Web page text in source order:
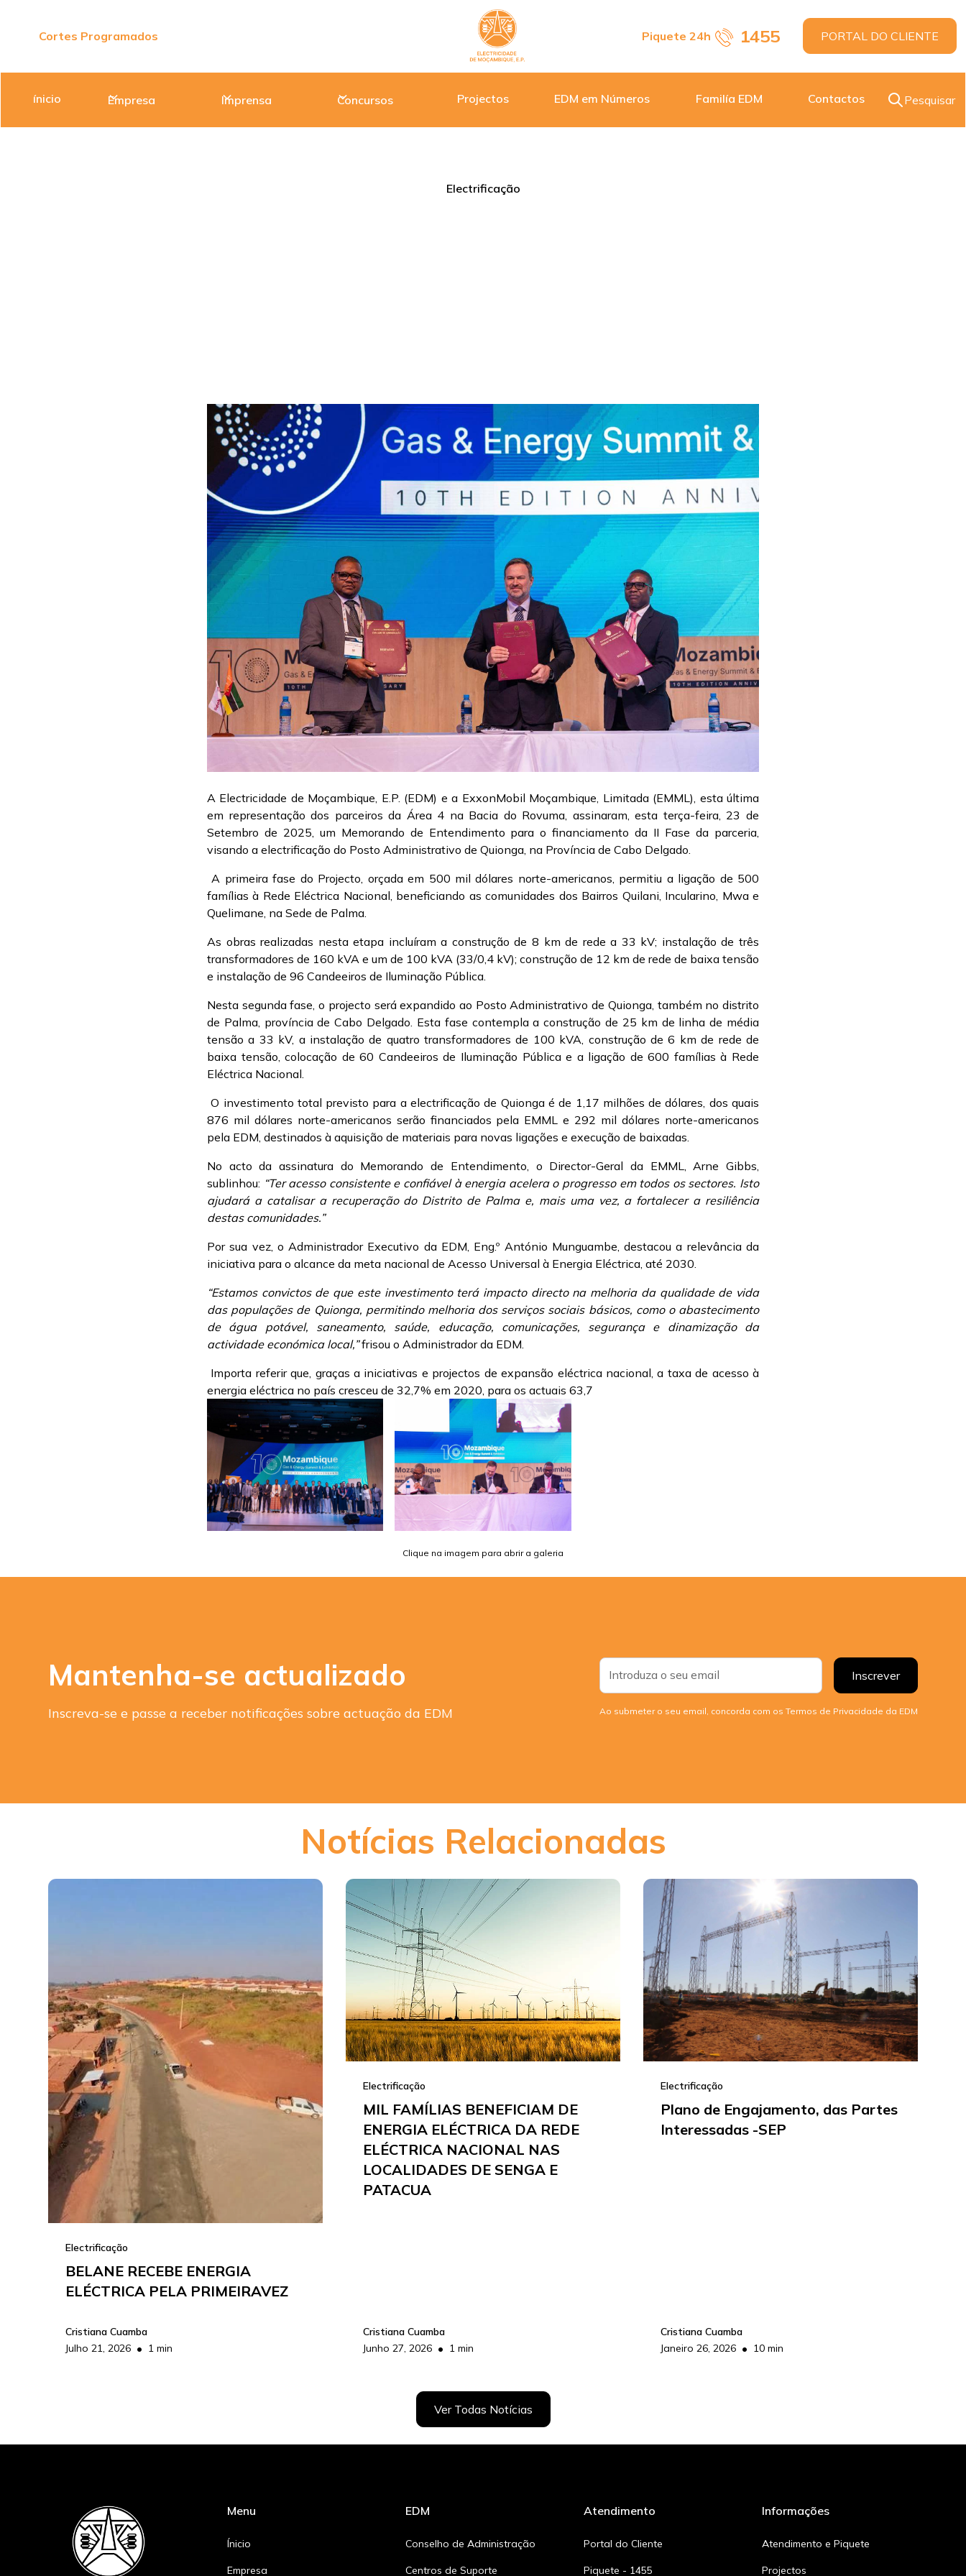
Cortes Programados Piquete 24h 1455 PORTAL DO CLIENTE
ínicio Empresa Imprensa Concursos Projectos EDM em Números Familía EDM Contactos Pesquisar
Electrificação
A Electricidade de Moçambique, E.P. (EDM) e a ExxonMobil Moçambique, Limitada (EMML), esta última
em representação dos parceiros da Área 4 na Bacia do Rovuma, assinaram, esta terça-feira, 23 de
Setembro de 2025, um Memorando de Entendimento para o financiamento da II Fase da parceria,
visando a electrificação do Posto Administrativo de Quionga, na Província de Cabo Delgado.
A primeira fase do Projecto, orçada em 500 mil dólares norte-americanos, permitiu a ligação de 500
famílias à Rede Eléctrica Nacional, beneficiando as comunidades dos Bairros Quilani, Incularino, Mwa e
Quelimane, na Sede de Palma.
As obras realizadas nesta etapa incluíram a construção de 8 km de rede a 33 kV; instalação de três
transformadores de 160 kVA e um de 100 kVA (33/0,4 kV); construção de 12 km de rede de baixa tensão
e instalação de 96 Candeeiros de Iluminação Pública.
Nesta segunda fase, o projecto será expandido ao Posto Administrativo de Quionga, também no distrito
de Palma, província de Cabo Delgado. Esta fase contempla a construção de 25 km de linha de média
tensão a 33 kV, a instalação de quatro transformadores de 100 kVA, construção de 6 km de rede de
baixa tensão, colocação de 60 Candeeiros de Iluminação Pública e a ligação de 600 famílias à Rede
Eléctrica Nacional.
O investimento total previsto para a electrificação de Quionga é de 1,17 milhões de dólares, dos quais
876 mil dólares norte-americanos serão financiados pela EMML e 292 mil dólares norte-americanos
pela EDM, destinados à aquisição de materiais para novas ligações e execução de baixadas.
No acto da assinatura do Memorando de Entendimento, o Director-Geral da EMML, Arne Gibbs,
sublinhou: “Ter acesso consistente e confiável à energia acelera o progresso em todos os sectores. Isto
ajudará a catalisar a recuperação do Distrito de Palma e, mais uma vez, a fortalecer a resiliência
destas comunidades.”
Por sua vez, o Administrador Executivo da EDM, Eng.º António Munguambe, destacou a relevância da
iniciativa para o alcance da meta nacional de Acesso Universal à Energia Eléctrica, até 2030.
“Estamos convictos de que este investimento terá impacto directo na melhoria da qualidade de vida
das populações de Quionga, permitindo melhoria dos serviços sociais básicos, como o abastecimento
de água potável, saneamento, saúde, educação, comunicações, segurança e dinamização da
actividade económica local,”frisou o Administrador da EDM.
Importa referir que, graças a iniciativas e projectos de expansão eléctrica nacional, a taxa de acesso à
energia eléctrica no país cresceu de 32,7% em 2020, para os actuais 63,7
Clique na imagem para abrir a galeria
Mantenha-se actualizado
Inscreva-se e passe a receber notificações sobre actuação da EDM Ao submeter o seu email, concorda com os Termos de Privacidade da EDM
Notícias Relacionadas
Electrificação
BELANE RECEBE ENERGIA
ELÉCTRICA PELA PRIMEIRAVEZ
Cristiana Cuamba
Julho 21, 2026 • 1 min
Electrificação
MIL FAMÍLIAS BENEFICIAM DE
ENERGIA ELÉCTRICA DA REDE
ELÉCTRICA NACIONAL NAS
LOCALIDADES DE SENGA E
PATACUA
Cristiana Cuamba
Junho 27, 2026 • 1 min
Electrificação
Plano de Engajamento, das Partes
Interessadas -SEP
Cristiana Cuamba
Janeiro 26, 2026 • 10 min
Ver Todas Notícias
Menu
Ínicio
Empresa
EDM
Conselho de Administração
Centros de Suporte
Atendimento
Portal do Cliente
Piquete - 1455
Informações
Atendimento e Piquete
Projectos